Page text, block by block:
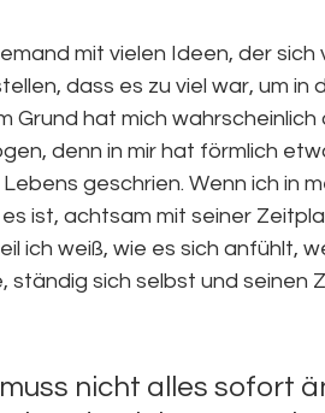
mit vielen Ideen, der
dass es zu viel war, um
Grund hat mich
denn in mir hat förmlich
geschrien. Wenn ich in
ist, achtsam mit seiner
ich weiß, wie es sich anfühlt,
ständig sich selbst und seinen
muss nicht alles sofort